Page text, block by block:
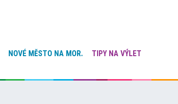
NOVÉ MĚSTO NA MOR.
TIPY NA VÝLET